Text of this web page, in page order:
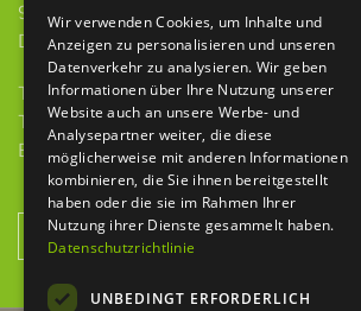
97922 Lauda-Königshofen
Deubacher Str. 12
Telefon 09343 615 921-0
Telefax 09343 615 921-9
E-Mail info@baumaschinen-hbh.de
NEWSLETTER ANMELDUNG
Wir verwenden Cookies, um Inhalte und
Anzeigen zu personalisieren und unseren
Datenverkehr zu analysieren. Wir geben
Informationen über Ihre Nutzung unserer
Website auch an unsere Werbe- und
Analysepartner weiter, die diese
möglicherweise mit anderen Informationen
kombinieren, die Sie ihnen bereitgestellt
haben oder die sie im Rahmen Ihrer
Nutzung ihrer Dienste gesammelt haben.
Datenschutzrichtlinie
UNBEDINGT ERFORDERLICH